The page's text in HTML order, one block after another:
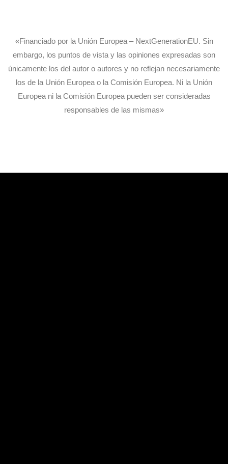
«Financiado por la Unión Europea – NextGenerationEU. Sin
embargo, los puntos de vista y las opiniones expresadas son
únicamente los del autor o autores y no reflejan necesariamente
los de la Unión Europea o la Comisión Europea. Ni la Unión
Europea ni la Comisión Europea pueden ser consideradas
responsables de las mismas»